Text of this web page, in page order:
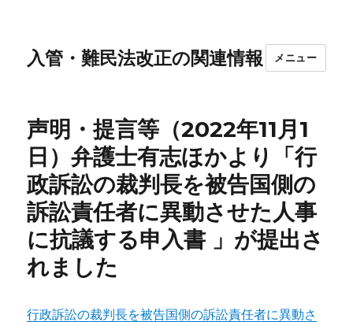
入管・難民法改正の関連情報 メニュー
声明・提言等（2022年11月1
日）弁護士有志ほかより「行
政訴訟の裁判長を被告国側の
訴訟責任者に異動させた人事
に抗議する申入書 」が提出さ
れました
行政訴訟の裁判長を被告国側の訴訟責任者に異動さ